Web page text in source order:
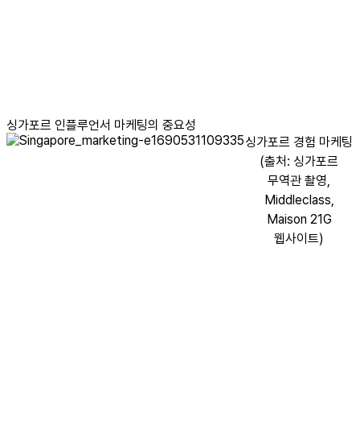
싱가포르 인플루언서 마케팅의 중요성
싱가포르 경험 마케팅
(출처: 싱가포르
무역관 촬영,
Middleclass,
Maison 21G
웹사이트)